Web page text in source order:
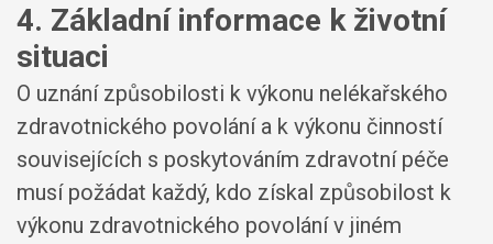
4. Základní informace k životní
situaci
O uznání způsobilosti k výkonu nelékařského
zdravotnického povolání a k výkonu činností
souvisejících s poskytováním zdravotní péče
musí požádat každý, kdo získal způsobilost k
výkonu zdravotnického povolání v jiném